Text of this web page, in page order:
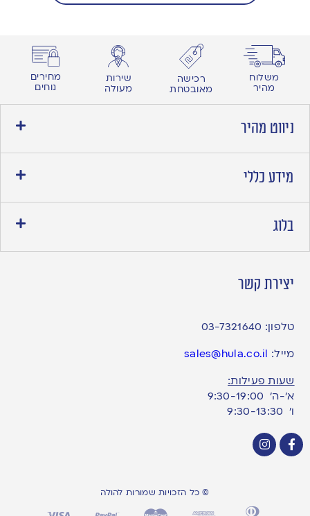
משלוח
מהיר
רכישה
מאובטחת
שירות
מעולה
מחירים
נוחים
ניווט מהיר
מידע כללי
בלוג
יצירת קשר
טלפון: 03-7321640
מייל: sales@hula.co.il
שעות פעילות:
א’-ה’ 9:30-19:00
ו׳ 9:30-13:30
© כל הזכויות שמורות להולה